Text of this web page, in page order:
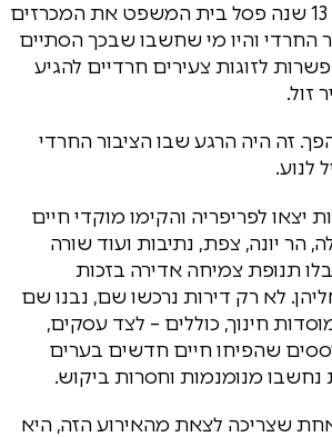
ועכשיו למעשה: לפני 13 שנה פסל בית המשפט את המכרזים
החרדי והיו מי שחשבו שבכך הסתיים
לזוגות צעירים חרדיים להגיע
זול.
זה היה הרגע שבו הציבור החרדי
לנוע.
יצאו לפריפריה והקימו מוקדי חיים
הר יונה, צפת, נתיבות ועוד שורה
תנופת צמיחה אדירה בזכות
לא רק דירות נרכשו שם, נבנו שם
חינוך, כוללים – לצד עסקים,
שהפיחו חיים חדשים בערים
נחשבו מנומנמות וחסרות ביקוש.
שצריכה לצאת מהאירוע הזה, היא